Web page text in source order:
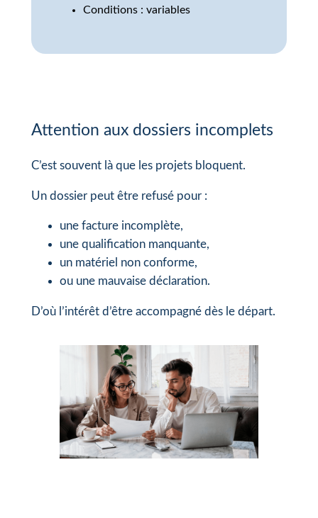
Conditions : variables
Attention aux dossiers incomplets
C’est souvent là que les projets bloquent.
Un dossier peut être refusé pour :
une facture incomplète,
une qualification manquante,
un matériel non conforme,
ou une mauvaise déclaration.
D’où l’intérêt d’être accompagné dès le départ.